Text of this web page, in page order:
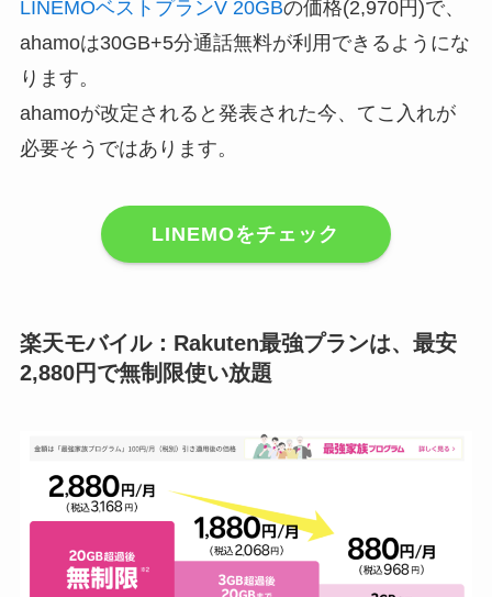
LINEMOベストプランV 20GBの価格(2,970円)で、
ahamoは30GB+5分通話無料が利用できるようにな
ります。
ahamoが改定されると発表された今、てこ入れが
必要そうではあります。
LINEMOをチェック
楽天モバイル：Rakuten最強プランは、最安
2,880円で無制限使い放題